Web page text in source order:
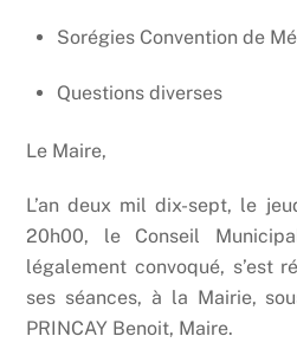
Sorégies Convention de
Questions diverses
Le Maire,
L’an deux mil dix-sept, le
20h00, le Conseil
légalement convoqué, s’est
ses séances, à la Mairie,
PRINCAY Benoit, Maire.